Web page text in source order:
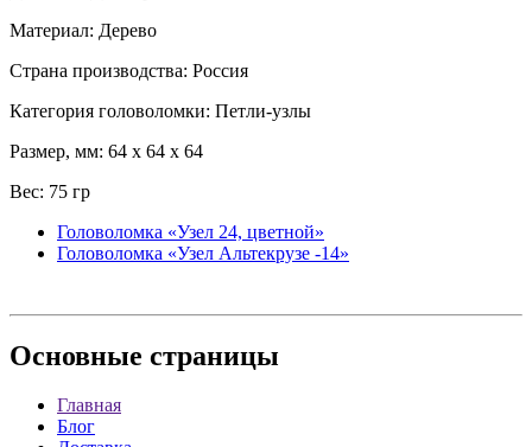
Материал: Дерево
Страна производства: Россия
Категория головоломки: Петли-узлы
Размер, мм: 64 x 64 x 64
Вес: 75 гр
Головоломка «Узел 24, цветной»
Головоломка «Узел Альтекрузе -14»
Основные страницы
Главная
Блог